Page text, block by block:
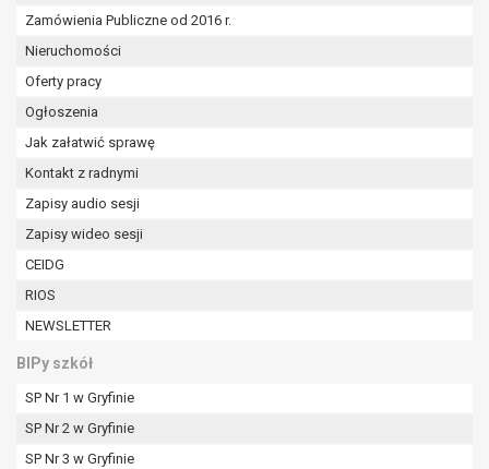
Zamówienia Publiczne od 2016 r.
Nieruchomości
Oferty pracy
Ogłoszenia
Jak załatwić sprawę
Kontakt z radnymi
Zapisy audio sesji
Zapisy wideo sesji
CEIDG
RIOS
NEWSLETTER
BIPy szkół
SP Nr 1 w Gryfinie
SP Nr 2 w Gryfinie
SP Nr 3 w Gryfinie